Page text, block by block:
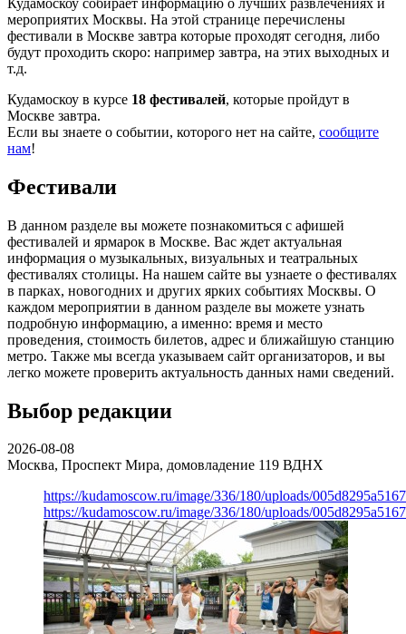
мероприятих Москвы. На этой странице перечислены
фестивали в Москве завтра которые проходят сегодня, либо
будут проходить скоро: например завтра, на этих выходных и
т.д.
Кудамоскоу в курсе 18 фестивалей, которые пройдут в
Москве завтра.
Если вы знаете о событии, которого нет на сайте, сообщите
нам!
Фестивали
В данном разделе вы можете познакомиться с афишей
фестивалей и ярмарок в Москве. Вас ждет актуальная
информация о музыкальных, визуальных и театральных
фестивалях столицы. На нашем сайте вы узнаете о фестивалях
в парках, новогодних и других ярких событиях Москвы. О
каждом мероприятии в данном разделе вы можете узнать
подробную информацию, а именно: время и место
проведения, стоимость билетов, адрес и ближайшую станцию
метро. Также мы всегда указываем сайт организаторов, и вы
легко можете проверить актуальность данных нами сведений.
Выбор редакции
2026-08-08
Москва, Проспект Мира, домовладение 119 ВДНХ
https://kudamoscow.ru/image/336/180/uploads/
https://kudamoscow.ru/image/336/180/uploads/